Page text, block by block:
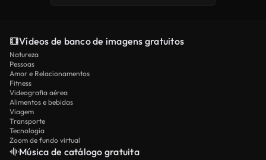
Vídeos de banco de imagens gratuitos
Natureza
Pessoas
Amor e Relacionamentos
Fitness
Videografia aérea
Alimentos e bebidas
Viagem
Transporte
Tecnologia
Zoom de fundo virtual
Música de catálogo gratuita